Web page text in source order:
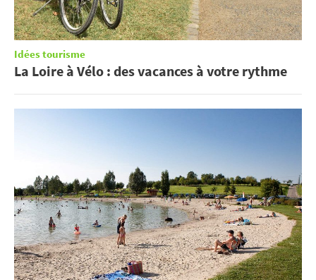
Idées tourisme
La Loire à Vélo : des vacances à votre rythme